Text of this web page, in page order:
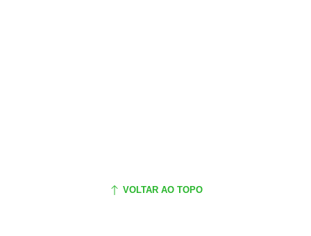
VOLTAR AO TOPO